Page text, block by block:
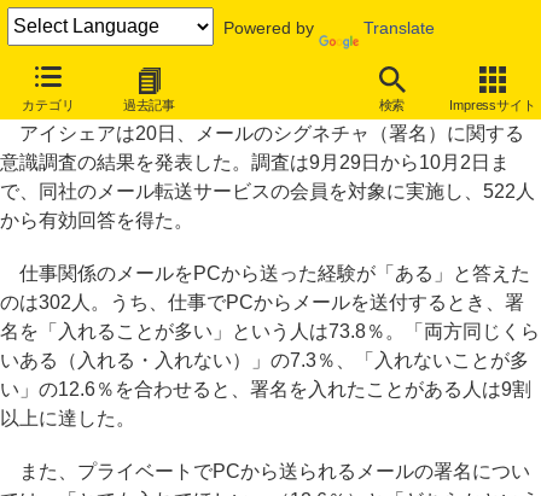
Powered by Translate
カテゴリ 過去記事 検索 Impressサイト
プライベートのPCメール、署名を「入れてほしい」は3割
アイシェアは20日、メールのシグネチャ（署名）に関する
意識調査の結果を発表した。調査は9月29日から10月2日ま
で、同社のメール転送サービスの会員を対象に実施し、522人
から有効回答を得た。
仕事関係のメールをPCから送った経験が「ある」と答えた
のは302人。うち、仕事でPCからメールを送付するとき、署
名を「入れることが多い」という人は73.8％。「両方同じくら
いある（入れる・入れない）」の7.3％、「入れないことが多
い」の12.6％を合わせると、署名を入れたことがある人は9割
以上に達した。
また、プライベートでPCから送られるメールの署名につい